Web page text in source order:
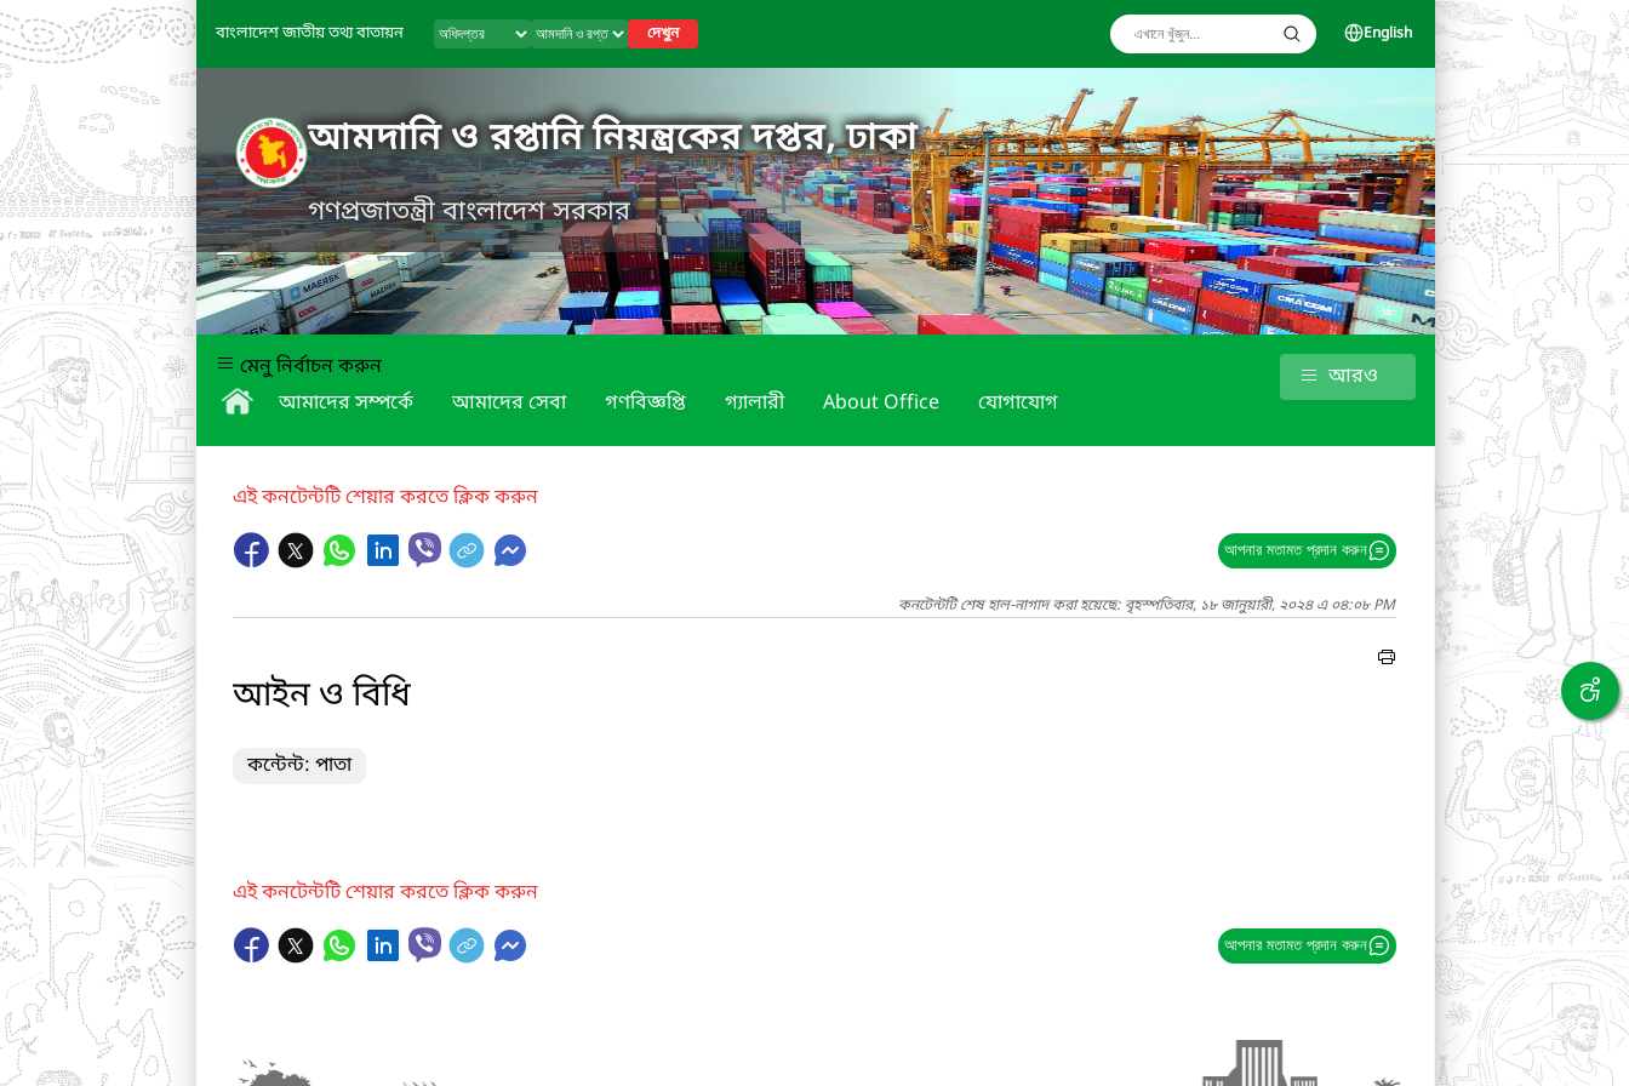
বাংলাদেশ জাতীয় তথ্য বাতায়ন দেখুন English
আমদানি ও রপ্তানি নিয়ন্ত্রকের দপ্তর, ঢাকা
গণপ্রজাতন্ত্রী বাংলাদেশ সরকার
মেনু নির্বাচন করুন
আমাদের সম্পর্কে
আমাদের সেবা গণবিজ্ঞপ্তি গ্যালারী About Office যোগাযোগ
আরও
এই কনটেন্টটি শেয়ার করতে ক্লিক করুন
আপনার মতামত প্রদান করুন
কনটেন্টটি শেষ হাল-নাগাদ করা হয়েছে: বৃহস্পতিবার, ১৮ জানুয়ারী, ২০২৪ এ ০৪:০৮ PM
আইন ও বিধি
কন্টেন্ট: পাতা
এই কনটেন্টটি শেয়ার করতে ক্লিক করুন
আপনার মতামত প্রদান করুন